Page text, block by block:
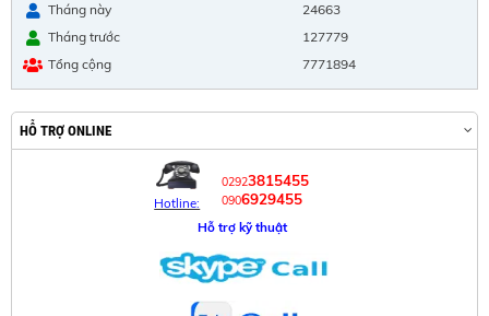
Tháng này
24663
Tháng trước
127779
Tổng cộng
7771894
HỖ TRỢ ONLINE
Hotline:
02923815455
0906929455
Hỗ trợ kỹ thuật